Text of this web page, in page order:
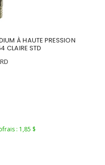
À HAUTE PRESSION
CLAIRE STD
: 1,85 $